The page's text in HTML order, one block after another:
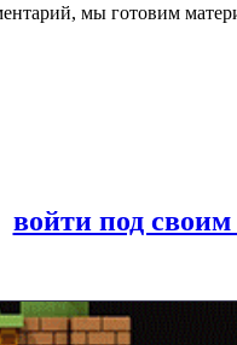
мы готовим
войти под